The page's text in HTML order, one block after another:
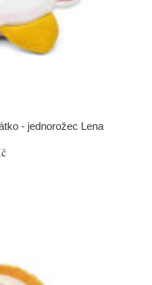
- jednorožec Lena